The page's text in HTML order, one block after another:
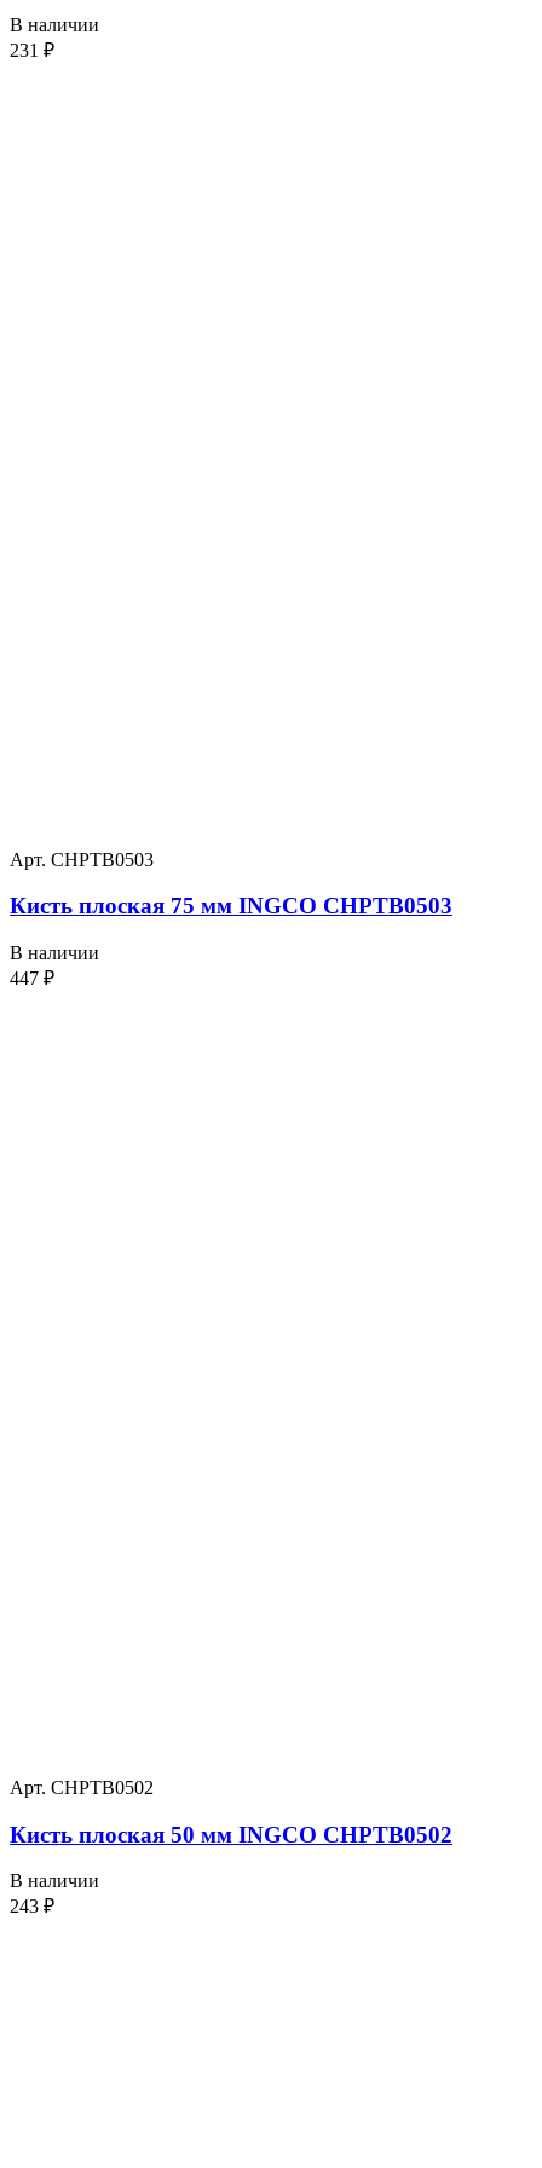
В наличии
231 ₽
Арт. CHPTB0503
Кисть плоская 75 мм INGCO CHPTB0503
В наличии
447 ₽
Арт. CHPTB0502
Кисть плоская 50 мм INGCO CHPTB0502
В наличии
243 ₽